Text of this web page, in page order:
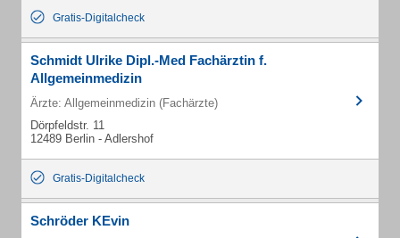
Gratis-Digitalcheck
Schmidt Ulrike Dipl.-Med Fachärztin f.
Allgemeinmedizin
Ärzte: Allgemeinmedizin (Fachärzte)
Dörpfeldstr. 11
12489 Berlin - Adlershof
Gratis-Digitalcheck
Schröder KEvin